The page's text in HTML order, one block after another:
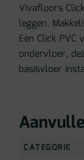
Vivafloors
leggen.
Een Click
ondervloer,
basisvloer
CATEGORIE